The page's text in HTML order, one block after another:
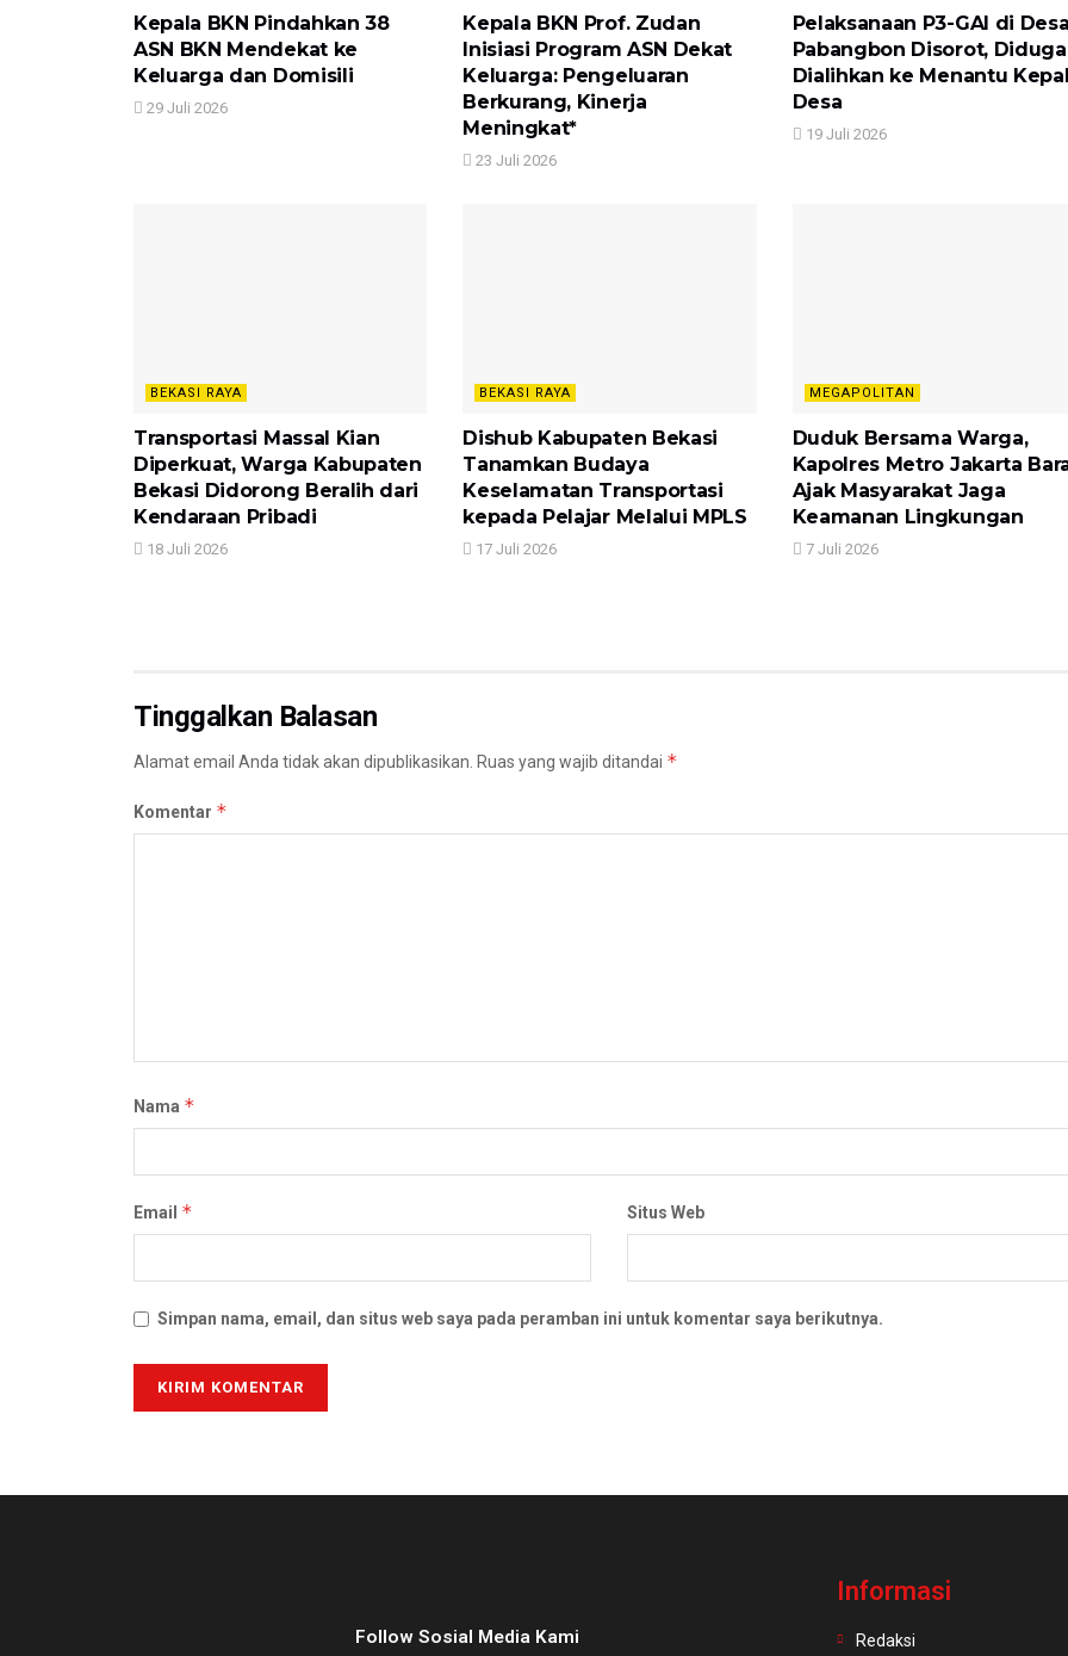
Kepala BKN Pindahkan 38
ASN BKN Mendekat ke
Keluarga dan Domisili
29 Juli 2026
Kepala BKN Prof. Zudan
Inisiasi Program ASN Dekat
Keluarga: Pengeluaran
Berkurang, Kinerja
Meningkat*
23 Juli 2026
Pelaksanaan P3-GAI di
Pabangbon Disorot, Diduga
Dialihkan ke Menantu
Desa
19 Juli 2026
BEKASI RAYA
Transportasi Massal Kian
Diperkuat, Warga Kabupaten
Bekasi Didorong Beralih dari
Kendaraan Pribadi
18 Juli 2026
BEKASI RAYA
Dishub Kabupaten Bekasi
Tanamkan Budaya
Keselamatan Transportasi
kepada Pelajar Melalui MPLS
17 Juli 2026
MEGAPOLITAN
Duduk Bersama Warga,
Kapolres Metro Jakarta
Ajak Masyarakat Jaga
Keamanan Lingkungan
7 Juli 2026
Tinggalkan Balasan
Alamat email Anda tidak akan dipublikasikan. Ruas yang wajib ditandai *
Komentar *
Nama *
Email * Situs Web
Simpan nama, email, dan situs web saya pada peramban ini untuk komentar saya berikutnya.
Follow Sosial Media Kami
Informasi
Redaksi